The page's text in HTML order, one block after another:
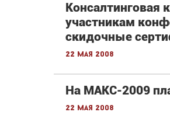
Консалтинговая
участникам
скидочные
22 мая 2008
На МАКС-2009
22 мая 2008